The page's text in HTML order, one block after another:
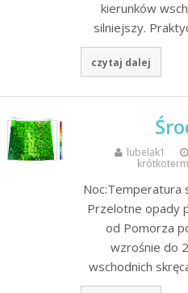
kierunków
silniejszy.
czytaj dalej
lubelak1
Noc:Temperatura
Przelotne opady
od Pomorza
wzrośnie do
wschodnich